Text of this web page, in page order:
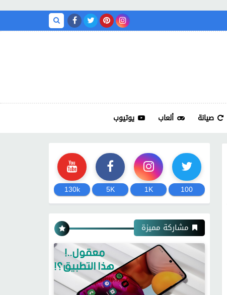
صيانة ألعاب يوتيوب
100
1K
5K
130k
مشاركة مميزة